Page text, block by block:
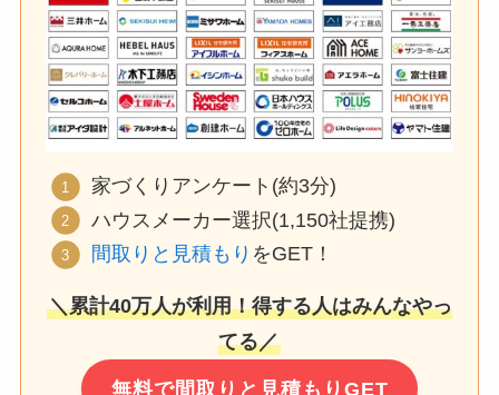
家づくりアンケート(約3分)
ハウスメーカー選択(1,150社提携)
間取りと見積もり をGET！
＼累計40万人が利用！得する人はみんなやっ
てる／
無料で間取りと見積もりGET